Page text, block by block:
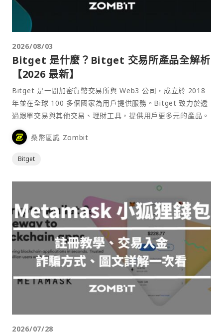
2026/08/03
Bitget 是什麼？Bitget 交易所產品全解析
【2026 最新】
Bitget 是一間加密貨幣交易所與 Web3 公司，成立於 2018
年並在全球 100 多個國家為用戶提供服務。Bitget 致力於透
過跟單交易與其他交易、理財工具，提供用戶更多元的產品。
桑幣區識 Zombit
Bitget
2026/07/28